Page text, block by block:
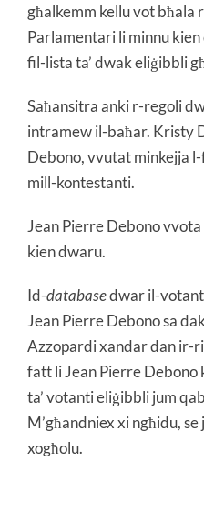
għalkemm kellu vot
Parlamentari li minnu
fil-lista ta’ dwak eliġibbli
Saħansitra anki r-regoli
intramew il-baħar. Kristy
Debono, vvutat minkejja
mill-kontestanti.
Jean Pierre Debono
kien dwaru.
Id-databasedwar il-
Jean Pierre Debono sa
Azzopardi xandar dan ir-
fatt li Jean Pierre Debono
ta’ votanti eliġibbli jum
M’għandniex xi ngħidu,
xogħolu.